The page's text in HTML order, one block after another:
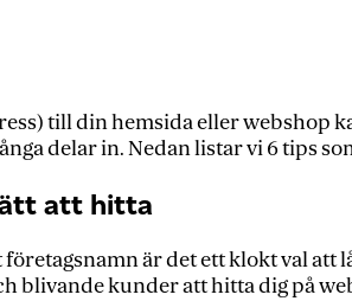
till din hemsida eller webshop
delar in. Nedan listar vi 6 tips
att hitta
är det ett klokt val att
blivande kunder att hitta dig på